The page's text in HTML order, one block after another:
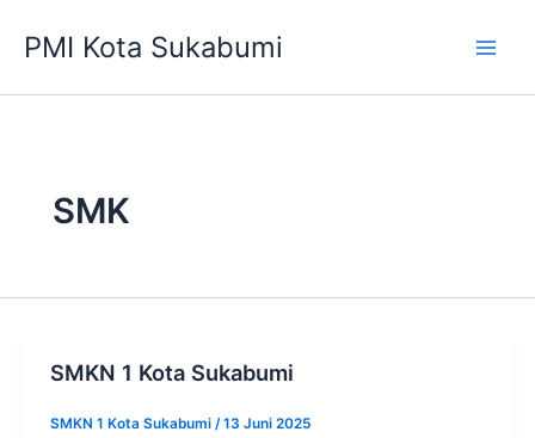
PMI Kota Sukabumi
SMK
SMKN 1 Kota Sukabumi
SMKN 1 Kota Sukabumi /13 Juni 2025